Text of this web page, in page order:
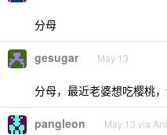
分母
gesugar May 13
分母，最近老婆想吃樱桃
pangleon May 13 via